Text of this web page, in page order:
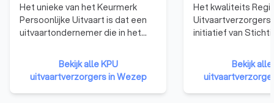
Het unieke van het Keurmerk
Persoonlijke Uitvaart is dat een
uitvaartondernemer die in het
door een extern bureau wordt
beoordeeld. De beoordeling
wordt gedaan door de
nabestaanden voor wie de
Bekijk alle KPU
uitvaartverzorgers in Wezep
Het kwaliteits
Uitvaartverzorgers
initiatief van
Uitvaartverzorgers
ingeschreven in
Register
hebben
Bekijk alle